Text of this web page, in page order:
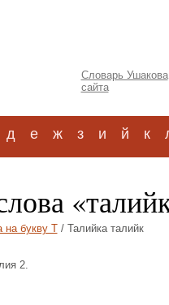
Словарь Ушакова
сайта
д е ж з и й к
на букву Т/ Талийка талийк
2.